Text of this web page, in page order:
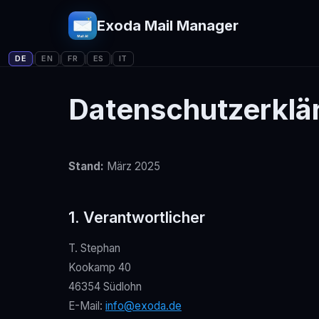
Exoda Mail Manager
DE EN FR ES IT
Stand: März 2025
1. Verantwortlicher
T. Stephan
Kookamp 40
46354 Südlohn
E-Mail: info@exoda.de